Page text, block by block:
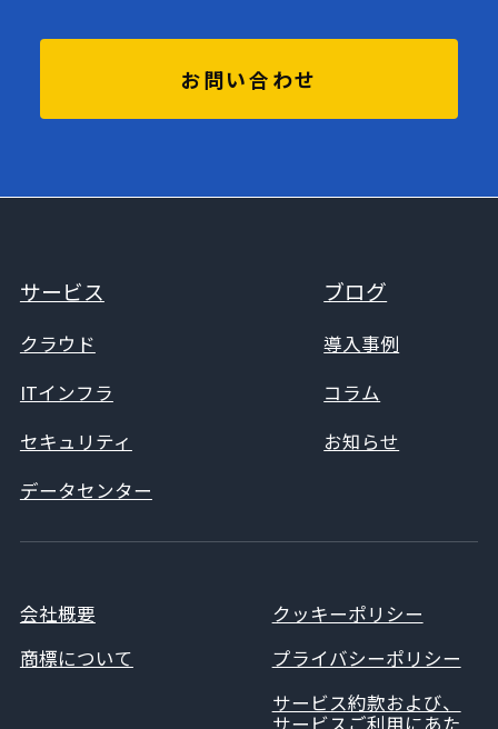
お問い合わせ
サービス
クラウド
ITインフラ
セキュリティ
データセンター
ブログ
導入事例
コラム
お知らせ
会社概要
クッキーポリシー
商標について
プライバシーポリシー
サービス約款および、
サービスご利用にあた